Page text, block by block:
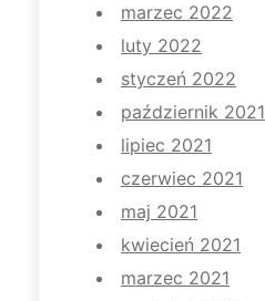
marzec 2022
luty 2022
styczeń 2022
październik 2021
lipiec 2021
czerwiec 2021
maj 2021
kwiecień 2021
marzec 2021